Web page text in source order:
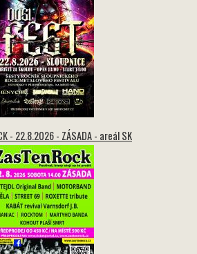
- 22.8.2026 - ZÁSADA - areál SK